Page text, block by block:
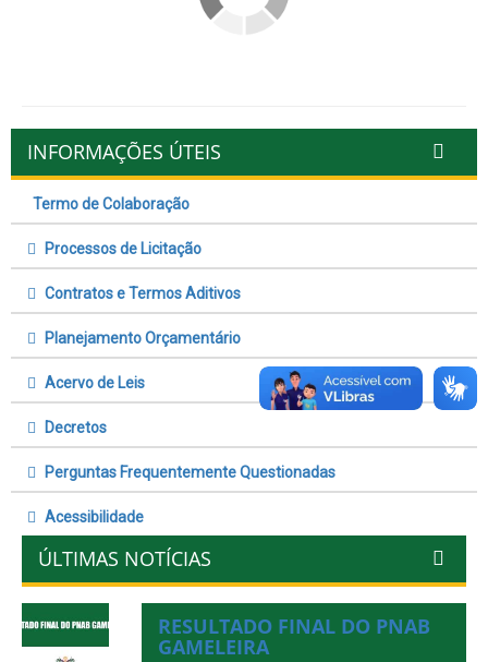
INFORMAÇÕES ÚTEIS
Termo de Colaboração
Processos de Licitação
Contratos e Termos Aditivos
Planejamento Orçamentário
Acervo de Leis
Decretos
Perguntas Frequentemente Questionadas
Acessibilidade
ÚLTIMAS NOTÍCIAS
RESULTADO FINAL DO PNAB
GAMELEIRA